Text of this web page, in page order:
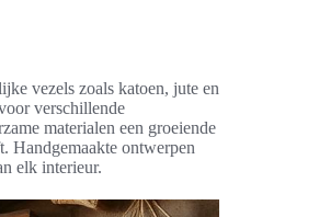
vezels zoals katoen, jute en
verschillende
materialen een groeiende
Handgemaakte ontwerpen
elk interieur.